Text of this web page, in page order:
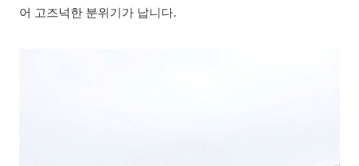
어 고즈넉한 분위기가 납니다.